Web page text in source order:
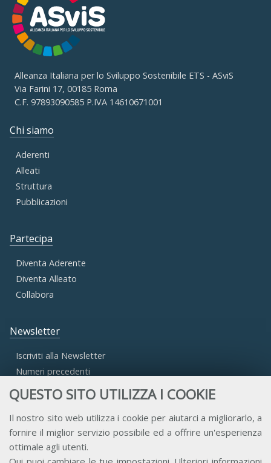
QUESTO SITO UTILIZZA I COOKIE
Il nostro sito web utilizza i cookie per aiutarci a migliorarlo, a
fornire il miglior servizio possibile ed a offrire un'esperienza
ottimale agli utenti.
Alleanza Italiana per lo Sviluppo Sostenibile ETS - ASviS
Via Farini 17, 00185 Roma
C.F. 97893090585 P.IVA 14610671001
Chi siamo
Aderenti
Alleati
Struttura
Pubblicazioni
Partecipa
Diventa Aderente
Diventa Alleato
Collabora
Newsletter
Iscriviti alla Newsletter
Numeri precedenti
Accesso Aderenti
Accesso Consulta